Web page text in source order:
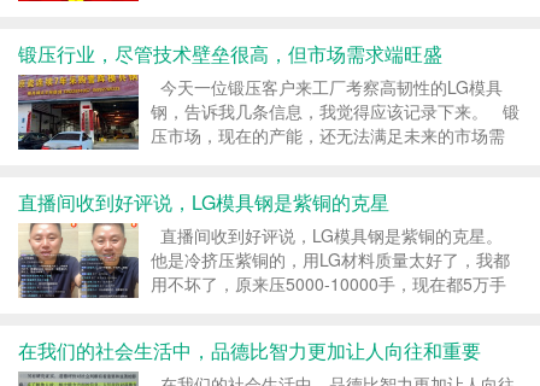
锻压行业，尽管技术壁垒很高，但市场需求端旺盛
今天一位锻压客户来工厂考察高韧性的LG模具
钢，告诉我几条信息，我觉得应该记录下来。 锻
压市场，现在的产能，还无法满足未来的市场需
所以，未来的锻压模具钢...
直播间收到好评说，LG模具钢是紫铜的克星
直播间收到好评说，LG模具钢是紫铜的克星。
他是冷挤压紫铜的，用LG材料质量太好了，我都
用不坏了，原来压5000-10000手，现在都5万手
铜的克星。 ...
在我们的社会生活中，品德比智力更加让人向往和重要